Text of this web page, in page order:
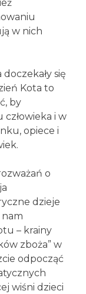
w nich
się
Kota to
by
i w
opiece i
o
dzieje
nam
– krainy
zboża” w
odpocząć
wiśni dzieci